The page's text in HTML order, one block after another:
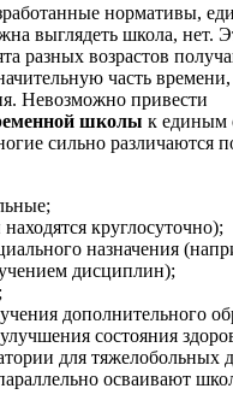
нормативы,
выглядеть школа, нет.
разных возрастов
часть
Невозможно привести
школы к единым
сильно различаются
круглосуточно);
назначения
дисциплин);
дополнительного
состояния
для тяжелобольных
осваивают